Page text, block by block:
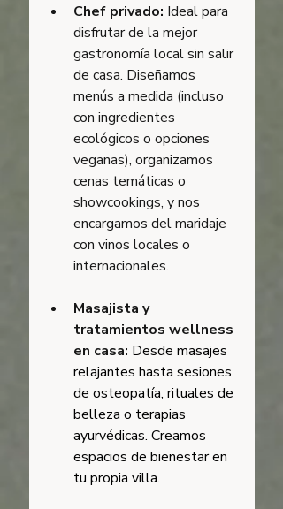
Chef privado: Ideal para
disfrutar de la mejor
gastronomía local sin salir
de casa. Diseñamos
menús a medida (incluso
con ingredientes
ecológicos o opciones
veganas), organizamos
cenas temáticas o
showcookings, y nos
encargamos del maridaje
con vinos locales o
internacionales.
Masajista y
tratamientos wellness
en casa: Desde masajes
relajantes hasta sesiones
de osteopatía, rituales de
belleza o terapias
ayurvédicas. Creamos
espacios de bienestar en
tu propia villa.